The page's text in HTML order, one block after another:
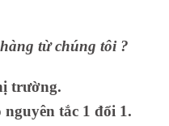
từ chúng tôi ?
trường.
tắc 1 đổi 1.